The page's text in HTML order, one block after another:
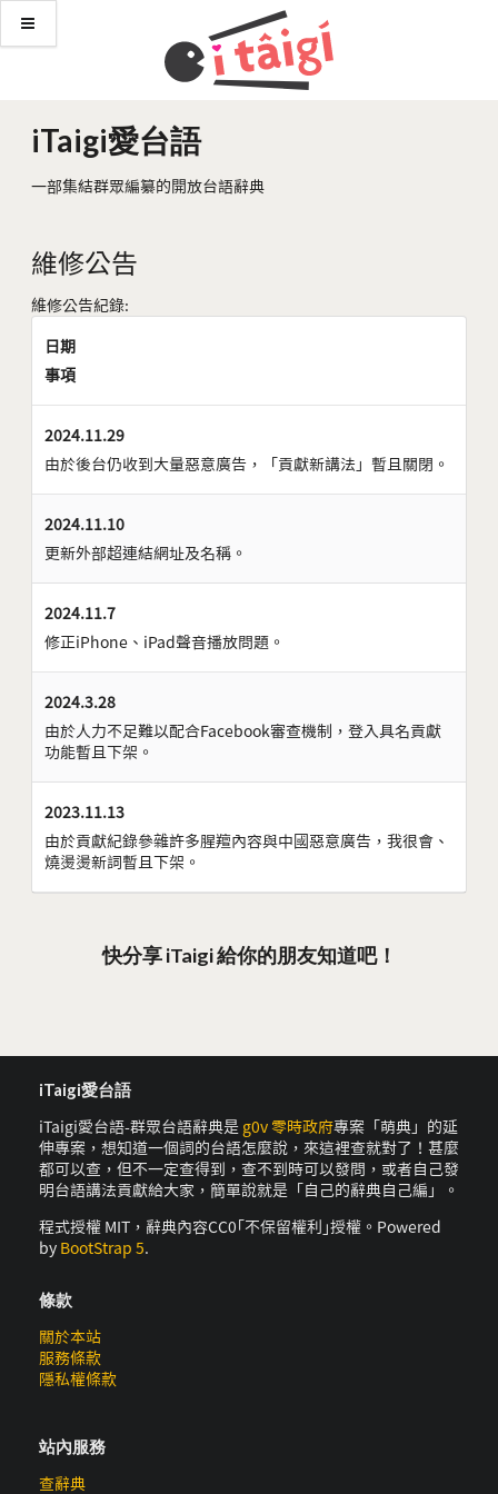
iTaigi愛台語
一部集結群眾編纂的開放台語辭典
維修公告
維修公告紀錄:
日期
事項
2024.11.29
由於後台仍收到大量惡意廣告，「貢獻新講法」暫且關閉。
2024.11.10
更新外部超連結網址及名稱。
2024.11.7
修正iPhone、iPad聲音播放問題。
2024.3.28
由於人力不足難以配合Facebook審查機制，登入具名貢獻
功能暫且下架。
2023.11.13
由於貢獻紀錄參雜許多腥羶內容與中國惡意廣告，我很會、
燒燙燙新詞暫且下架。
快分享 iTaigi 給你的朋友知道吧！
iTaigi愛台語
iTaigi愛台語-群眾台語辭典是 g0v 零時政府專案「萌典」的延
伸專案，想知道一個詞的台語怎麼說，來這裡查就對了！甚麼
都可以查，但不一定查得到，查不到時可以發問，或者自己發
明台語講法貢獻給大家，簡單說就是「自己的辭典自己編」。
程式授權 MIT，辭典內容CC0｢不保留權利｣授權。Powered
by BootStrap 5.
條款
關於本站
服務條款
隱私權條款
站內服務
查辭典